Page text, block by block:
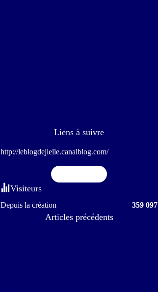
Liens à suivre
http://leblogdejielle.canalblog.com/
Visiteurs
Depuis la création 359 097
Articles précédents